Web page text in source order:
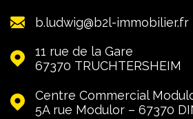
b.ludwig@b2l-immobilier.fr
11 rue de la Gare
67370
TRUCHTERSHEIM
Centre Commercial
5A rue Modulor – 67370